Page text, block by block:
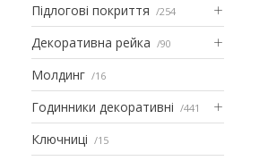
Підлогові покриття 254
Декоративна рейка 90
Молдинг 16
Годинники декоративні 441
Ключниці 15